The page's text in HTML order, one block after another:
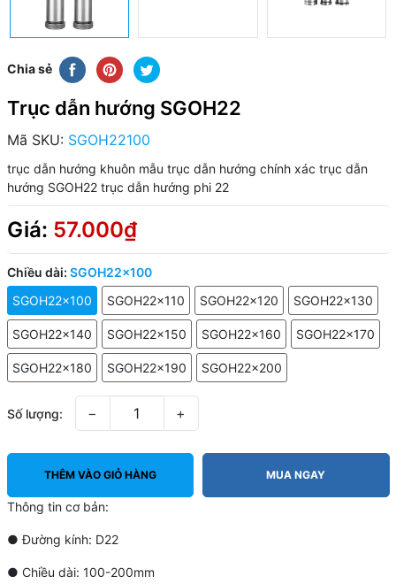
Chia sẻ
Trục dẫn hướng SGOH22
Mã SKU: SGOH22100
trục dẫn hướng khuôn mẫu trục dẫn hướng chính xác trục dẫn
hướng SGOH22 trục dẫn hướng phi 22
Giá: 57.000₫
Chiều dài: SGOH22x100
SGOH22x100
SGOH22x110 SGOH22x120 SGOH22x130
SGOH22x140 SGOH22x150 SGOH22x160 SGOH22x170
SGOH22x180 SGOH22x190 SGOH22x200
Số lượng: − +
THÊM VÀO GIỎ HÀNG MUA NGAY
Thông tin cơ bản:
● Đường kính: D22
● Chiều dài: 100-200mm